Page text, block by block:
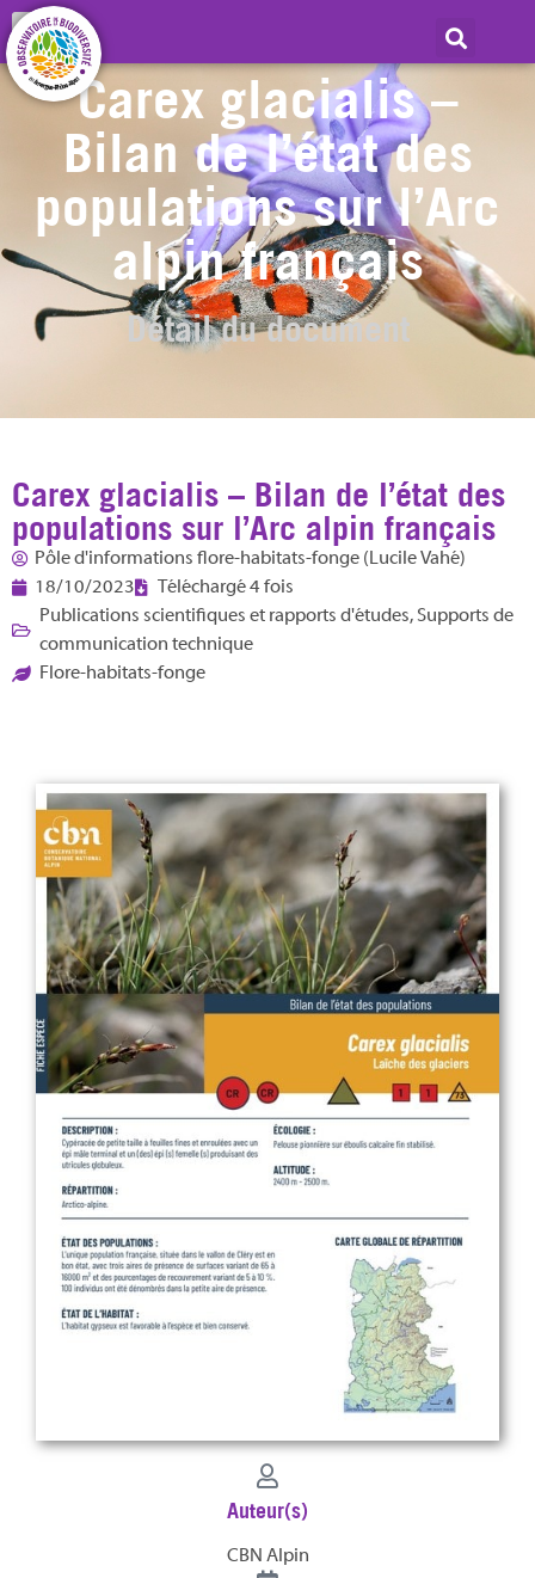
Carex glacialis –
Bilan de l’état des
populations sur l’Arc
alpin français
Détail du document
Carex glacialis – Bilan de l’état des
populations sur l’Arc alpin français
Pôle d'informations flore-habitats-fonge (Lucile Vahé)
18/10/2023
Téléchargé 4 fois
Publications scientifiques et rapports d'études,Supports de
communication technique
Flore-habitats-fonge
Auteur(s)
CBN Alpin